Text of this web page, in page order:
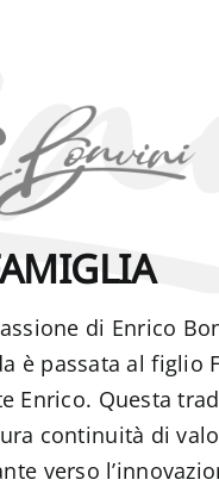
di Enrico
è passata al figlio
Enrico. Questa
continuità di
verso